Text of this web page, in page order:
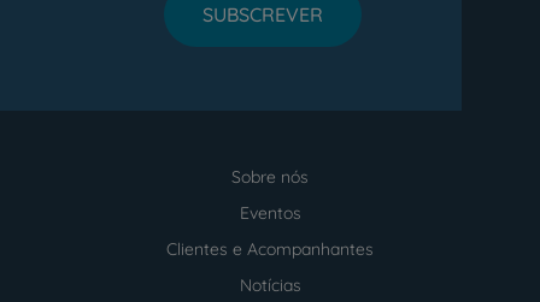
SUBSCREVER
Sobre nós
Eventos
Clientes e Acompanhantes
Notícias